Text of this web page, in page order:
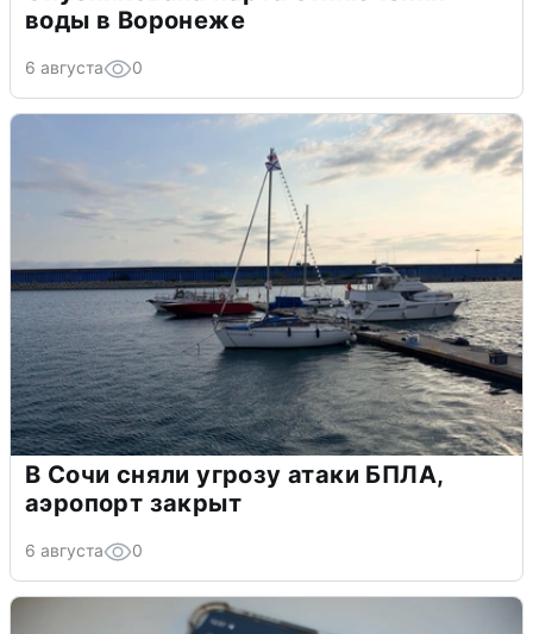
воды в Воронеже
6 августа 0
В Сочи сняли угрозу атаки БПЛА,
аэропорт закрыт
6 августа 0